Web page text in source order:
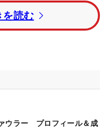
ーのジム・ナンスが
ようにボランティアを
るようで、アダム・ハ
くれるか聞かれたの
している。
を読む
ウラー プロフィール＆成